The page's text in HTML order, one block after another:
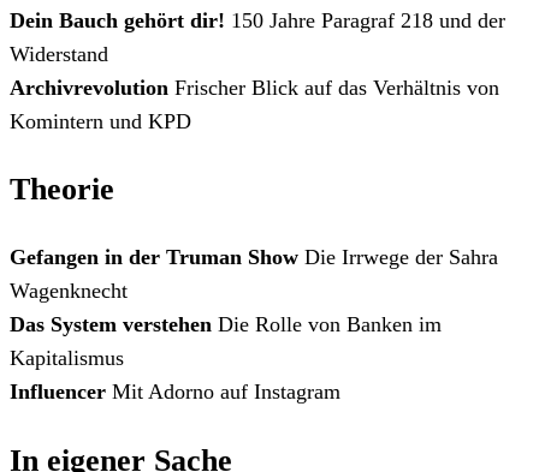
Dein Bauch gehört dir! 150 Jahre Paragraf 218 und der
Widerstand
Archivrevolution Frischer Blick auf das Verhältnis von
Komintern und KPD
Theorie
Gefangen in der Truman Show Die Irrwege der Sahra
Wagenknecht
Das System verstehen Die Rolle von Banken im
Kapitalismus
Influencer Mit Adorno auf Instagram
In eigener Sache